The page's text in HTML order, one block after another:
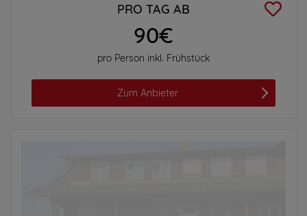
PRO TAG AB
90€
pro Person inkl. Frühstück
Zum Anbieter